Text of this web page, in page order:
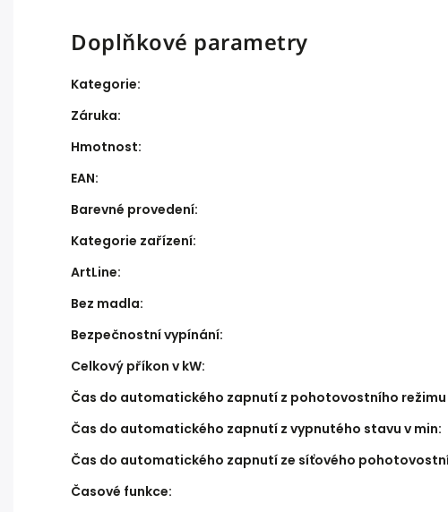
Doplňkové parametry
Kategorie:
Záruka:
Hmotnost:
EAN:
Barevné provedení:
Kategorie zařízení:
ArtLine:
Bez madla:
Bezpečnostní vypínání:
Celkový příkon v kW:
Čas do automatického zapnutí z pohotovostního režimu
Čas do automatického zapnutí z vypnutého stavu v min:
Čas do automatického zapnutí ze síťového
Časové funkce: